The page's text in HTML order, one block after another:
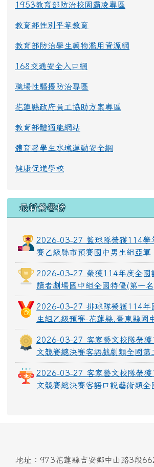
1953教育部防治校園霸凌專區
教育部性別平等教育
教育部防治學生藥物濫用資源網
168交通安全入口網
職場性騷擾防治專區
花蓮縣政府員工協助方案專區
教育部體適能網站
體育署學生水域運動安全網
健康促進學校
最新榮譽榜
2026-03-27 籃球隊榮獲114學
賽乙級縣市預賽國中男生組亞軍
2026-03-27 榮獲114年度全國
讀者劇場國中組全國特優(第一
2026-03-27 排球隊榮獲114年
生組乙級預賽-花蓮縣.臺東縣國
2026-03-27 客家藝文校隊榮獲
文競賽總決賽客語戲劇類全國第
2026-03-27 客家藝文校隊榮獲
文競賽總決賽客語口說藝術類全
頁尾區域內容
地址：973花蓮縣吉安鄉中山路3段